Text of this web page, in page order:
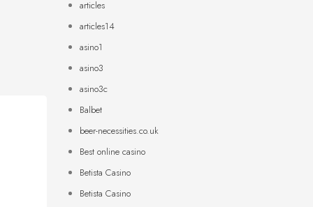
articles
articles14
asino1
asino3
asino3c
Balbet
beer-necessities.co.uk
Best online casino
Betista Casino
Betista Casino